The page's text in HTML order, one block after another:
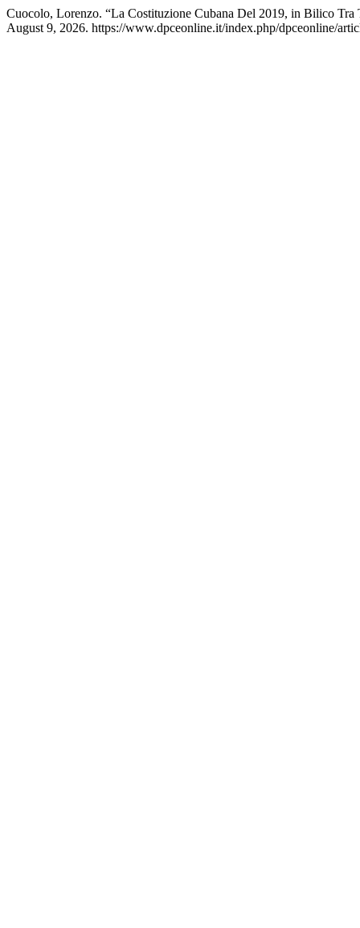
Cuocolo, Lorenzo. “La Costituzione Cubana Del 2019, in Bilico
August 9, 2026. https://www.dpceonline.it/index.php/dpceonline/